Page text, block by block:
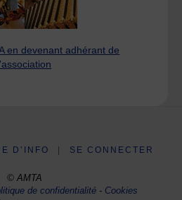
en devenant adhérant de
D’INFO SE CONNECTER
© AMTA
de confidentialité- Cookies